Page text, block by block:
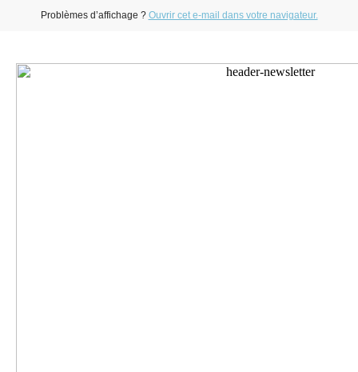
Problèmes d’affichage ? Ouvrir cet e-mail dans votre navigateur.